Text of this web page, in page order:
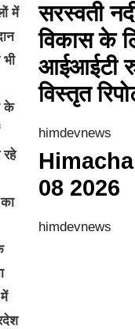
में
के
रहे
सरस्वती
विकास के
आईआईटी
विस्तृत
himdevnews
08 2026
himdevnews